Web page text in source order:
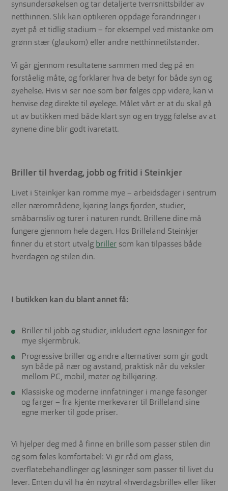
synsundersøkelsen og tar detaljerte tverrsnittsbilder av
netthinnen. Slik kan optikeren oppdage forandringer i
øyet på et tidlig stadium – for eksempel ved mistanke om
grønn stær (glaukom) eller andre netthinnetilstander.
Vi går gjennom resultatene sammen med deg på en
forståelig måte, og forklarer hva de betyr for både syn og
øyehelse. Hvis vi ser noe som bør følges opp videre, kan vi
henvise deg direkte til øyelege. Målet vårt er at du skal gå
ut av butikken med både klart syn og en trygg følelse av at
øynene dine blir godt ivaretatt.
Briller til hverdag, jobb og fritid i Steinkjer
Livet i Steinkjer kan romme mye – arbeidsdager i sentrum
eller nærområdene, kjøring langs fjorden, studier,
småbarnsliv og turer i naturen rundt. Brillene dine må
fungere gjennom hele dagen. Hos Brilleland Steinkjer
finner du et stort utvalg briller som kan tilpasses både
hverdagen og stilen din.
I butikken kan du blant annet få:
Briller til jobb og studier, inkludert egne løsninger for
mye skjermbruk.
Progressive briller og andre alternativer som gir godt
syn både på nær og avstand, praktisk når du veksler
mellom PC, mobil, møter og bilkjøring.
Klassiske og moderne innfatninger i mange fasonger
og farger – fra kjente merkevarer til Brilleland sine
egne merker til gode priser.
Vi hjelper deg med å finne en brille som passer stilen din
og som føles komfortabel: Vi gir råd om glass,
overflatebehandlinger og løsninger som passer til livet du
lever. Enten du vil ha én nøytral «hverdagsbrille» eller liker